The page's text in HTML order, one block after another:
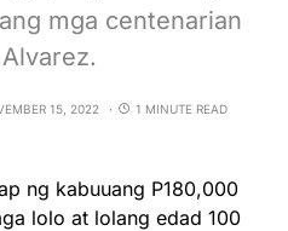
mga centenarian
15, 2022 1 MINUTE READ
ng kabuuang P180,000
lolo at lolang edad 100